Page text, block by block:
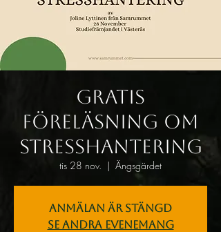
Gratis
föreläsning om
stresshantering
tis 28 nov.
  |
Ängsgärdet
Anmälan är stängd
Se andra evenemang